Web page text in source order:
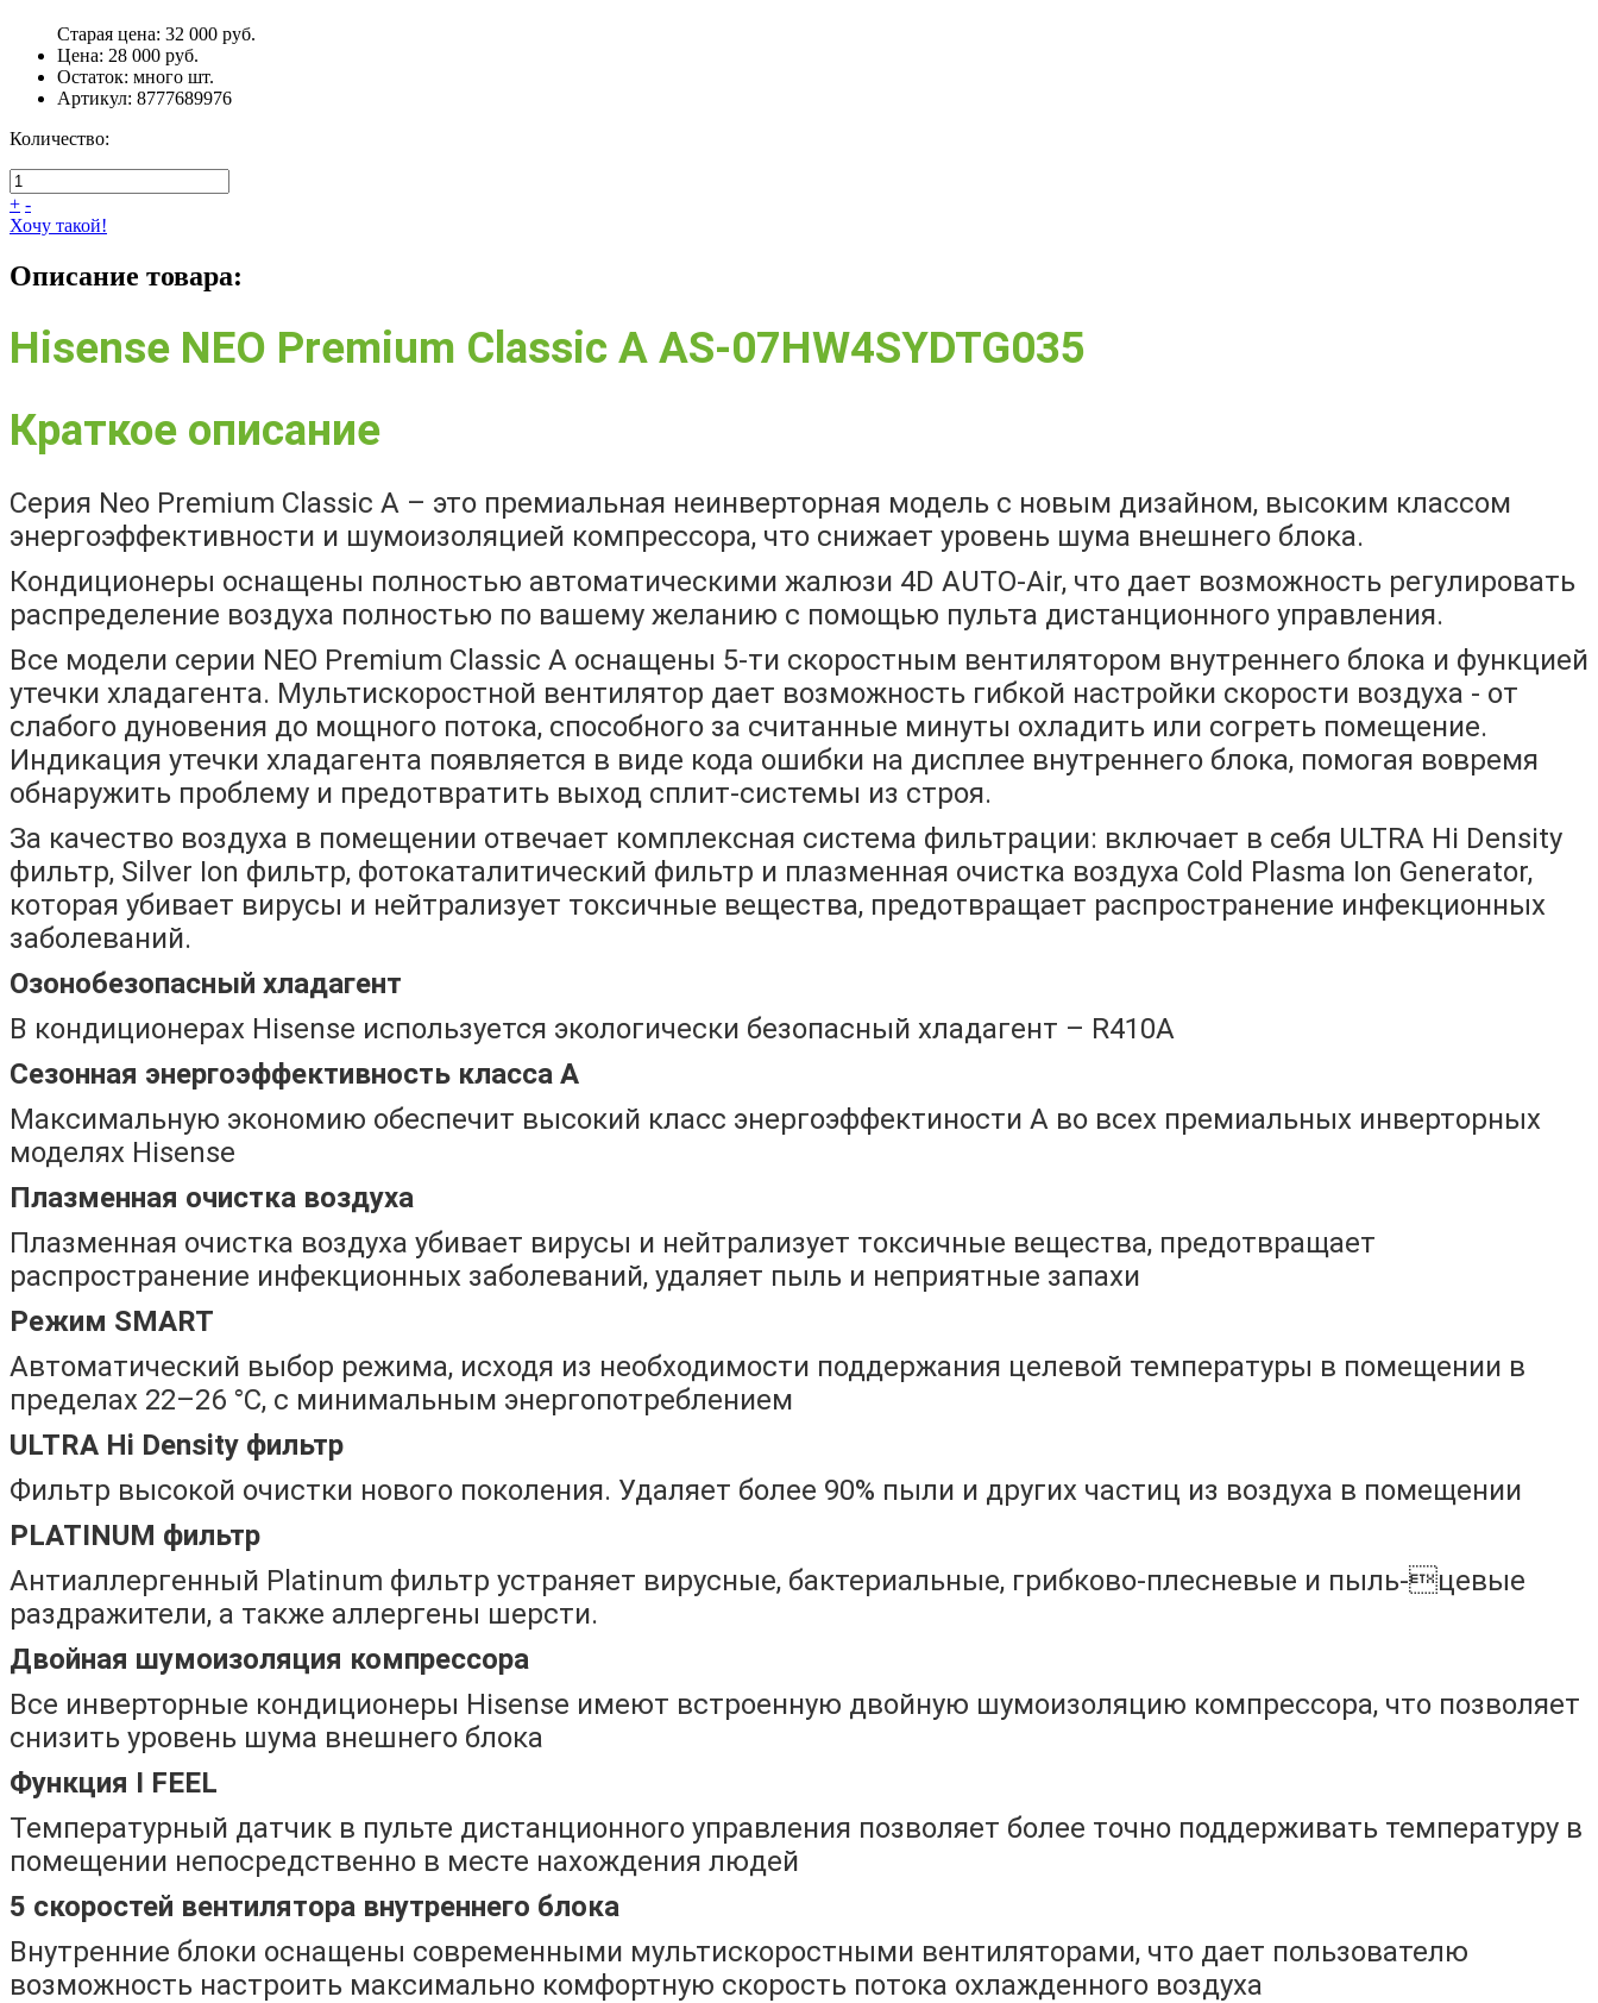
Старая цена: 32 000 руб.
Цена: 28 000 руб.
Остаток: много шт.
Артикул: 8777689976
Количество:
+ -
Хочу такой!
Описание товара:
Hisense NEO Premium Classic A AS-07HW4SYDTG035
Краткое описание
Серия Neo Premium Classic A – это премиальная неинверторная модель с новым дизайном, высоким классом
энергоэффективности и шумоизоляцией компрессора, что снижает уровень шума внешнего блока.
Кондиционеры оснащены полностью автоматическими жалюзи 4D AUTO-Air, что дает возможность регулировать
распределение воздуха полностью по вашему желанию с помощью пульта дистанционного управления.
Все модели серии NEO Premium Classic A оснащены 5-ти скоростным вентилятором внутреннего блока и функцией
утечки хладагента. Мультискоростной вентилятор дает возможность гибкой настройки скорости воздуха - от
слабого дуновения до мощного потока, способного за считанные минуты охладить или согреть помещение.
Индикация утечки хладагента появляется в виде кода ошибки на дисплее внутреннего блока, помогая вовремя
обнаружить проблему и предотвратить выход сплит-системы из строя.
За качество воздуха в помещении отвечает комплексная система фильтрации: включает в себя ULTRA Hi Density
фильтр, Silver Ion фильтр, фотокаталитический фильтр и плазменная очистка воздуха Cold Plasma Ion Generator,
которая убивает вирусы и нейтрализует токсичные вещества, предотвращает распространение инфекционных
заболеваний.
Озонобезопасный хладагент
В кондиционерах Hisense используется экологически безопасный хладагент – R410A
Сезонная энергоэффективность класса А
Максимальную экономию обеспечит высокий класс энергоэффектиности А во всех премиальных инверторных
моделях Hisense
Плазменная очистка воздуха
Плазменная очистка воздуха убивает вирусы и нейтрализует токсичные вещества, предотвращает
распространение инфекционных заболеваний, удаляет пыль и неприятные запахи
Режим SMART
Автоматический выбор режима, исходя из необходимости поддержания целевой температуры в помещении в
пределах 22–26 °С, с минимальным энергопотреблением
ULTRA Hi Density фильтр
Фильтр высокой очистки нового поколения. Удаляет более 90% пыли и других частиц из воздуха в помещении
PLATINUM фильтр
Антиаллергенный Platinum фильтр устраняет вирусные, бактериальные, грибково-плесневые и пыль-цевые
раздражители, а также аллергены шерсти.
Двойная шумоизоляция компрессора
Все инверторные кондиционеры Hisense имеют встроенную двойную шумоизоляцию компрессора, что позволяет
снизить уровень шума внешнего блока
Функция I FEEL
Температурный датчик в пульте дистанционного управления позволяет более точно поддерживать температуру в
помещении непосредственно в месте нахождения людей
5 скоростей вентилятора внутреннего блока
Внутренние блоки оснащены современными мультискоростными вентиляторами, что дает пользователю
возможность настроить максимально комфортную скорость потока охлажденного воздуха